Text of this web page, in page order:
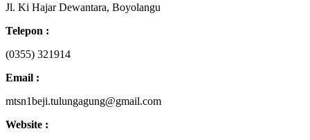
Jl. Ki Hajar Dewantara, Boyolangu
Telepon :
(0355) 321914
Email :
mtsn1beji.tulungagung@gmail.com
Website :